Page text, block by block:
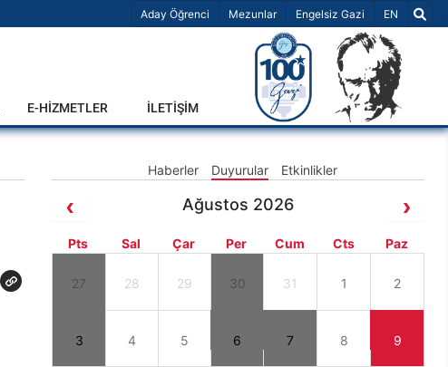
Aday Öğrenci Mezunlar Engelsiz Gazi Dil Seçiniz
EN
E-HİZMETLER İLETİŞİM
Haberler Duyurular Etkinlikler
Ağustos 2026
Pts Sal Çar Per Cum Cts Paz
27 28 29 30 31 1 2
3 4 5 6 7 8 9